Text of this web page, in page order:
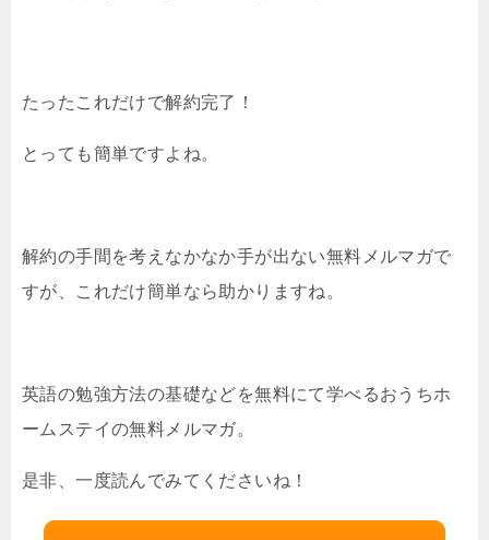
たったこれだけで解約完了！
とっても簡単ですよね。
解約の手間を考えなかなか手が出ない無料メルマガで
すが、これだけ簡単なら助かりますね。
英語の勉強方法の基礎などを無料にて学べるおうちホ
ームステイの無料メルマガ。
是非、一度読んでみてくださいね！